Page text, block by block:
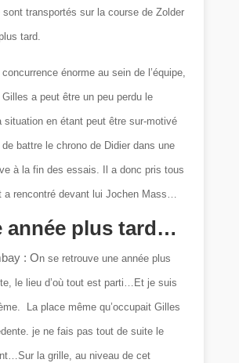
sont transportés sur la course de Zolder
tard.
concurrence énorme au sein de l’équipe,
a peut être un peu perdu le
situation en étant peut être sur-motivé
battre le chrono de Didier dans une
à la fin des essais. Il a donc pris tous
a rencontré devant lui Jochen Mass…
année plus tard…
: On se retrouve une année plus
le lieu d’où tout est parti…Et je suis
La place même qu’occupait Gilles
je ne fais pas tout de suite le
la grille, au niveau de cet